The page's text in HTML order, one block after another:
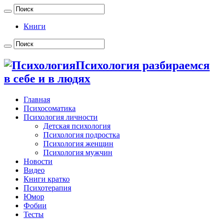
Книги
Психология разбираемся
в себе и в людях
Главная
Психосоматика
Психология личности
Детская психология
Психология подростка
Психология женщин
Психология мужчин
Новости
Видео
Книги кратко
Психотерапия
Юмор
Фобии
Тесты